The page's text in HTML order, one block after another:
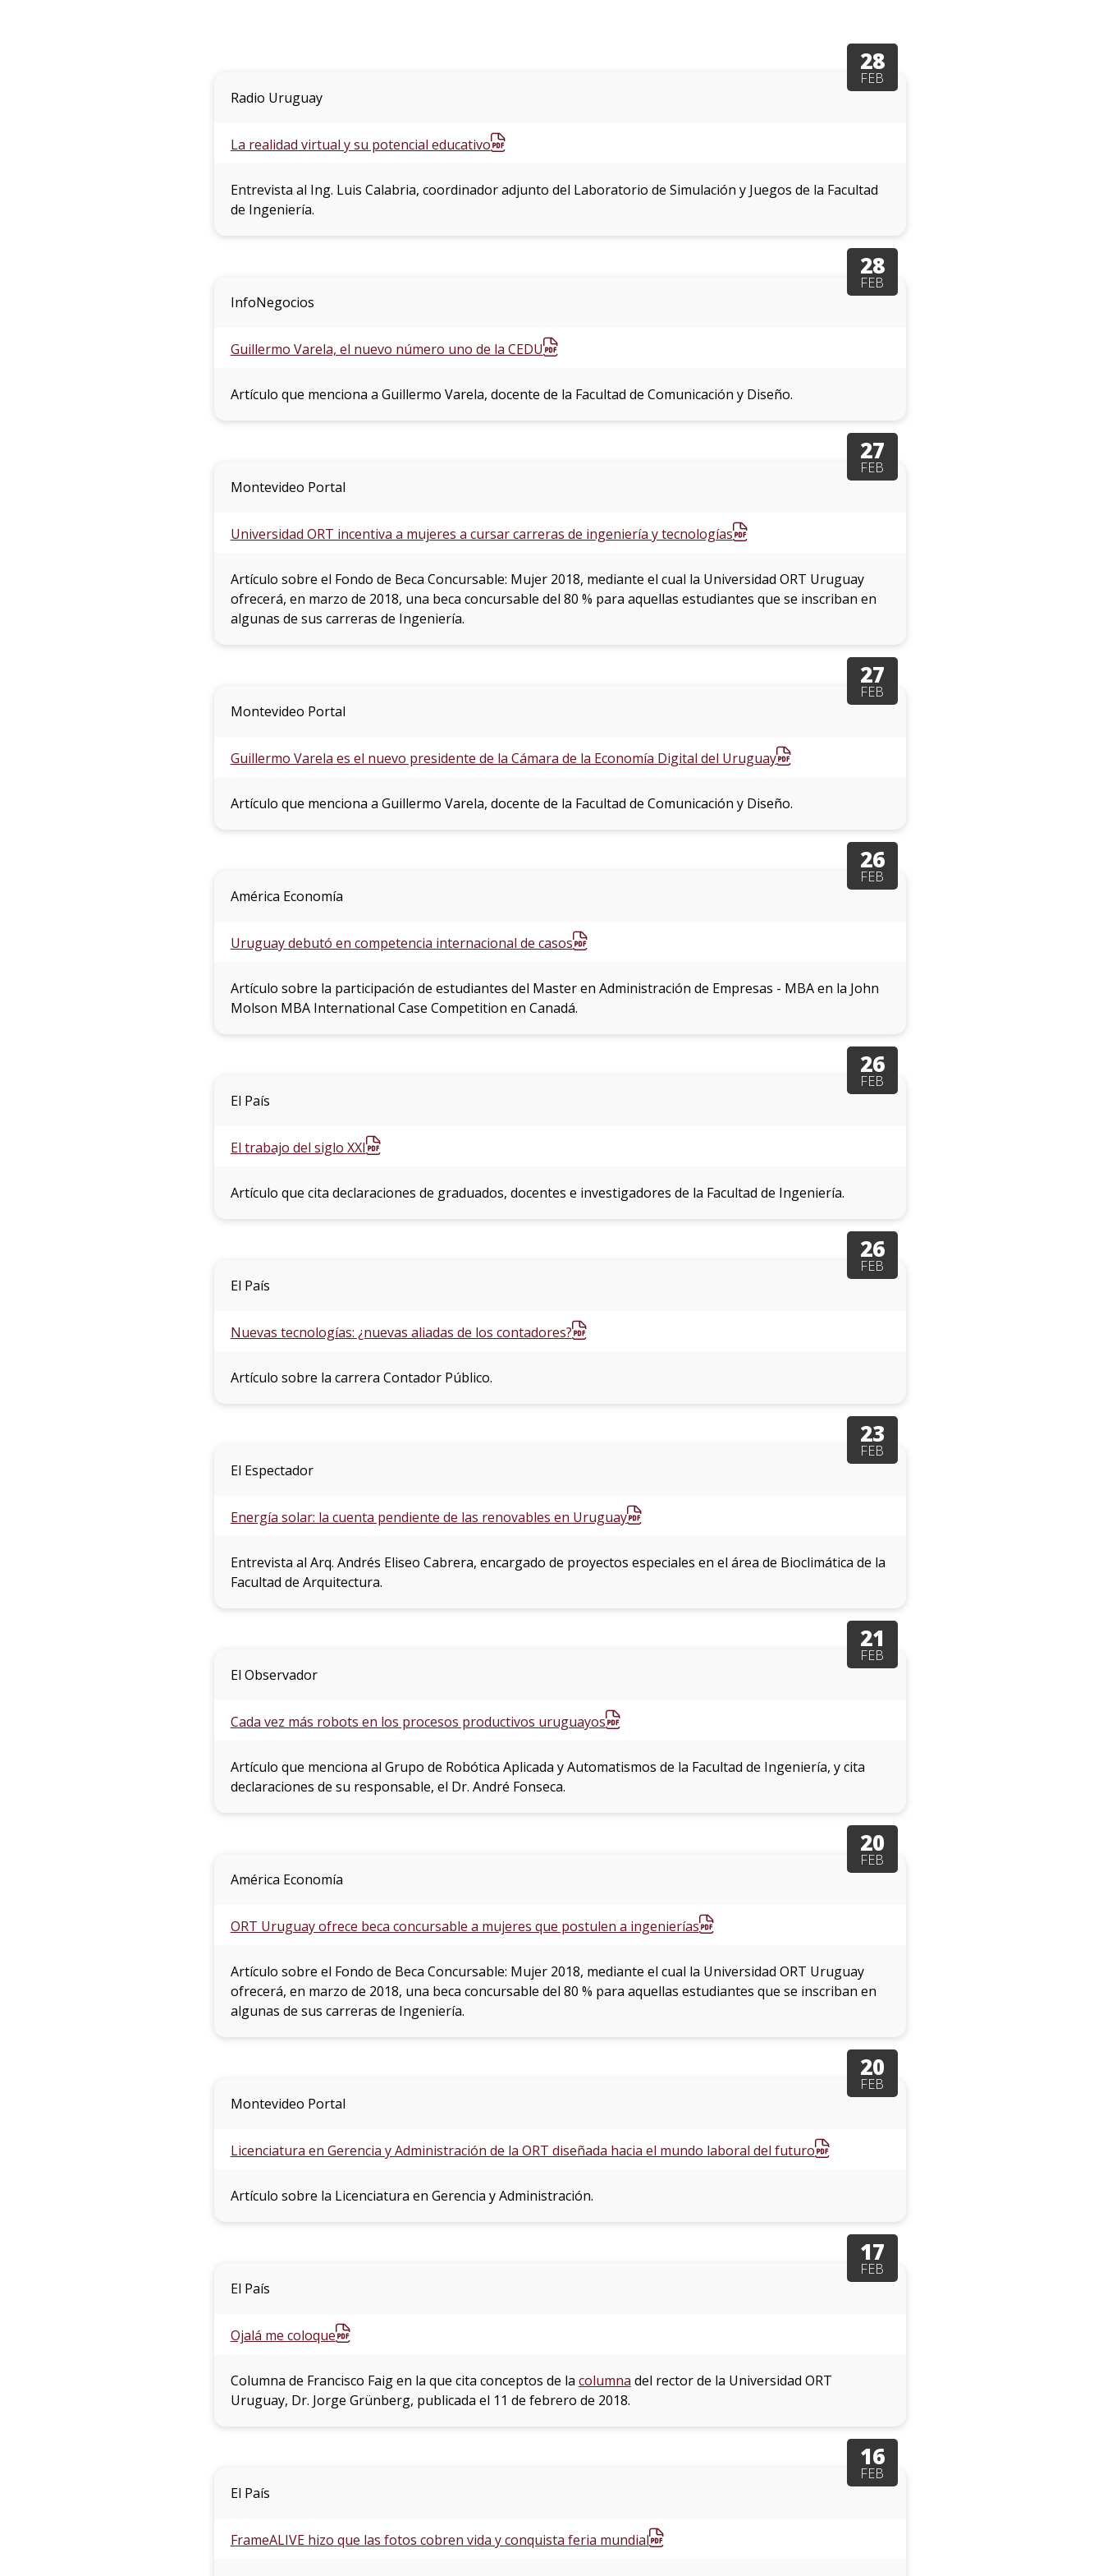
28
FEB
Radio Uruguay
La realidad virtual y su potencial educativo
Entrevista al Ing. Luis Calabria, coordinador adjunto del Laboratorio de Simulación y Juegos de la Facultad
de Ingeniería.
28
FEB
InfoNegocios
Guillermo Varela, el nuevo número uno de la CEDU
Artículo que menciona a Guillermo Varela, docente de la Facultad de Comunicación y Diseño.
27
FEB
Montevideo Portal
Universidad ORT incentiva a mujeres a cursar carreras de ingeniería y tecnologías
Artículo sobre el Fondo de Beca Concursable: Mujer 2018, mediante el cual la Universidad ORT Uruguay
ofrecerá, en marzo de 2018, una beca concursable del 80 % para aquellas estudiantes que se inscriban en
algunas de sus carreras de Ingeniería.
27
FEB
Montevideo Portal
Guillermo Varela es el nuevo presidente de la Cámara de la Economía Digital del Uruguay
Artículo que menciona a Guillermo Varela, docente de la Facultad de Comunicación y Diseño.
26
FEB
América Economía
Uruguay debutó en competencia internacional de casos
Artículo sobre la participación de estudiantes del Master en Administración de Empresas - MBA en la John
Molson MBA International Case Competition en Canadá.
26
FEB
El País
El trabajo del siglo XXI
Artículo que cita declaraciones de graduados, docentes e investigadores de la Facultad de Ingeniería.
26
FEB
El País
Nuevas tecnologías: ¿nuevas aliadas de los contadores?
Artículo sobre la carrera Contador Público.
23
FEB
El Espectador
Energía solar: la cuenta pendiente de las renovables en Uruguay
Entrevista al Arq. Andrés Eliseo Cabrera, encargado de proyectos especiales en el área de Bioclimática de la
Facultad de Arquitectura.
21
FEB
El Observador
Cada vez más robots en los procesos productivos uruguayos
Artículo que menciona al Grupo de Robótica Aplicada y Automatismos de la Facultad de Ingeniería, y cita
declaraciones de su responsable, el Dr. André Fonseca.
20
FEB
América Economía
ORT Uruguay ofrece beca concursable a mujeres que postulen a ingenierías
Artículo sobre el Fondo de Beca Concursable: Mujer 2018, mediante el cual la Universidad ORT Uruguay
ofrecerá, en marzo de 2018, una beca concursable del 80 % para aquellas estudiantes que se inscriban en
algunas de sus carreras de Ingeniería.
20
FEB
Montevideo Portal
Licenciatura en Gerencia y Administración de la ORT diseñada hacia el mundo laboral del futuro
Artículo sobre la Licenciatura en Gerencia y Administración.
17
FEB
El País
Ojalá me coloque
Columna de Francisco Faig en la que cita conceptos de la columna del rector de la Universidad ORT
Uruguay, Dr. Jorge Grünberg, publicada el 11 de febrero de 2018.
16
FEB
El País
FrameALIVE hizo que las fotos cobren vida y conquista feria mundial